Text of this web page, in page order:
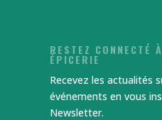
RESTEZ CONNECTÉ
ÉPICERIE
Recevez les actualités
événements en vous
Newsletter.